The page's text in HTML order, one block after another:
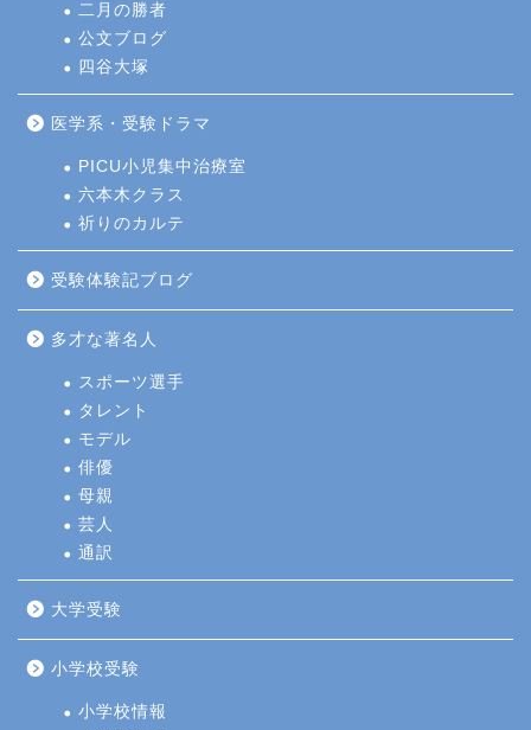
二月の勝者
公文ブログ
四谷大塚
医学系・受験ドラマ
PICU小児集中治療室
六本木クラス
祈りのカルテ
受験体験記ブログ
多才な著名人
スポーツ選手
タレント
モデル
俳優
母親
芸人
通訳
大学受験
小学校受験
小学校情報